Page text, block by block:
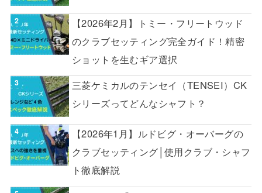
【2026年2月】トミー・フリートウッド
のクラブセッティング完全ガイド！精密
ショットを生むギア選択
三菱ケミカルのテンセイ（TENSEI）CK
シリーズってどんなシャフト？
【2026年1月】ルドビグ・オーバーグの
クラブセッティング│使用クラブ・シャフ
ト徹底解説